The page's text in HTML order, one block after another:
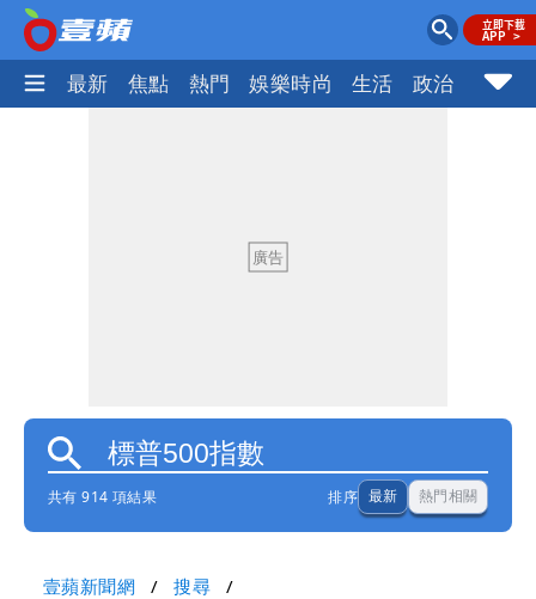
最新 焦點 熱門 娛樂時尚 生活 政治 社會
共有 914 項結果 排序 最新 熱門相關
壹蘋新聞網 搜尋